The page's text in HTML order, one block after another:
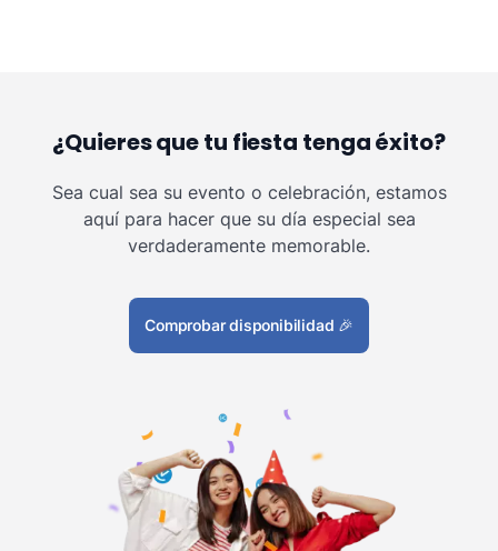
¿Quieres que tu fiesta tenga éxito?
Sea cual sea su evento o celebración, estamos
aquí para hacer que su día especial sea
verdaderamente memorable.
Comprobar disponibilidad 🎉